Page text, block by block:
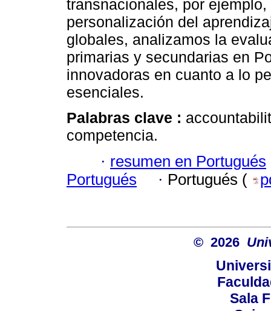
transnacionales, por
personalización del
globales, analizamos la
primarias y secundarias en
innovadoras en cuanto a lo
esenciales.
Palabras clave :
competencia.
· resumen en Portugués
Portugués
· Portugués (
© 2026
Sala